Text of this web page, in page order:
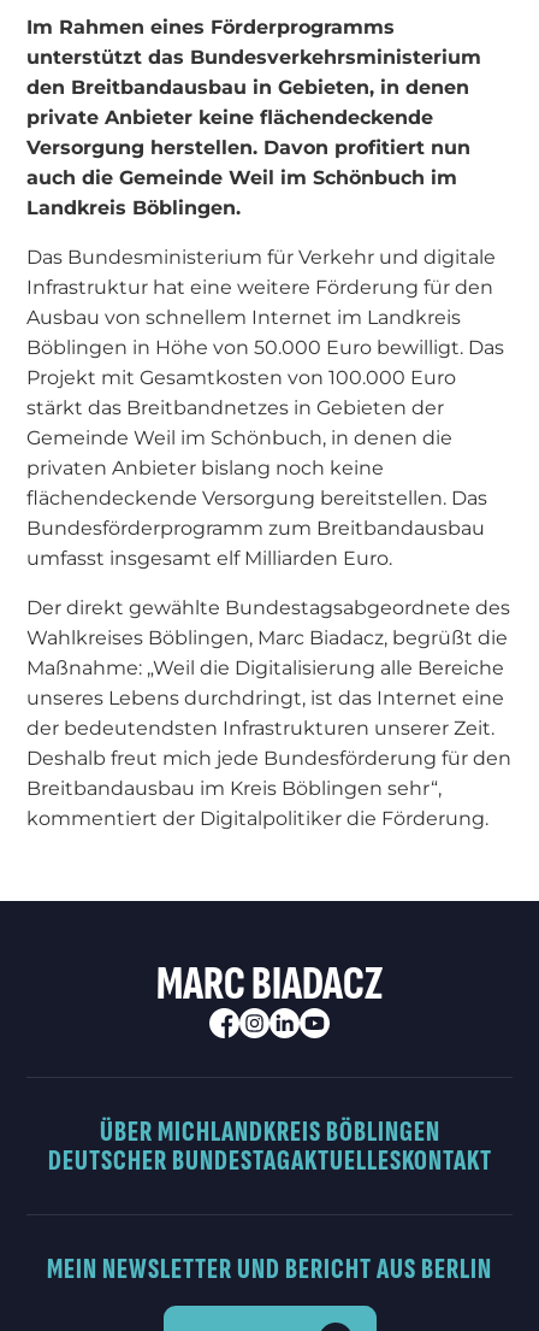
Im Rahmen eines Förderprogramms
unterstützt das Bundesverkehrsministerium
den Breitbandausbau in Gebieten, in denen
private Anbieter keine flächendeckende
Versorgung herstellen. Davon profitiert nun
auch die Gemeinde Weil im Schönbuch im
Landkreis Böblingen.
Das Bundesministerium für Verkehr und digitale
Infrastruktur hat eine weitere Förderung für den
Ausbau von schnellem Internet im Landkreis
Böblingen in Höhe von 50.000 Euro bewilligt. Das
Projekt mit Gesamtkosten von 100.000 Euro
stärkt das Breitbandnetzes in Gebieten der
Gemeinde Weil im Schönbuch, in denen die
privaten Anbieter bislang noch keine
flächendeckende Versorgung bereitstellen. Das
Bundesförderprogramm zum Breitbandausbau
umfasst insgesamt elf Milliarden Euro.
Der direkt gewählte Bundestagsabgeordnete des
Wahlkreises Böblingen, Marc Biadacz, begrüßt die
Maßnahme: „Weil die Digitalisierung alle Bereiche
unseres Lebens durchdringt, ist das Internet eine
der bedeutendsten Infrastrukturen unserer Zeit.
Deshalb freut mich jede Bundesförderung für den
Breitbandausbau im Kreis Böblingen sehr“,
kommentiert der Digitalpolitiker die Förderung.
MARC BIADACZ
ÜBER MICHLANDKREIS BÖBLINGEN
DEUTSCHER BUNDESTAGAKTUELLESKONTAKT
MEIN NEWSLETTER UND BERICHT AUS BERLIN